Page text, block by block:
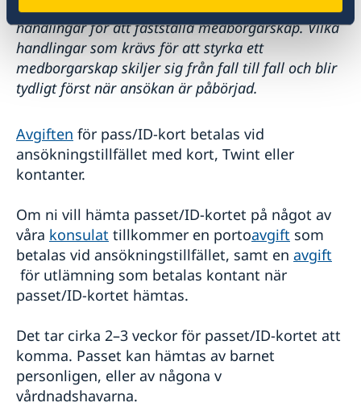
Ambassaden kan i vissa fall kräva ytterligare
handlingar för att fastställa medborgarskap. Vilka
handlingar som krävs för att styrka ett
medborgarskap skiljer sig från fall till fall och blir
tydligt först när ansökan är påbörjad.
Avgiften för pass/ID-kort betalas vid
ansökningstillfället med kort, Twint eller
kontanter.
Om ni vill hämta passet/ID-kortet på något av
våra konsulat tillkommer en portoavgift som
betalas vid ansökningstillfället, samt en avgift
för utlämning som betalas kontant när
passet/ID-kortet hämtas.
Det tar cirka 2–3 veckor för passet/ID-kortet att
komma. Passet kan hämtas av barnet
personligen, eller av någona v
vårdnadshavarna.